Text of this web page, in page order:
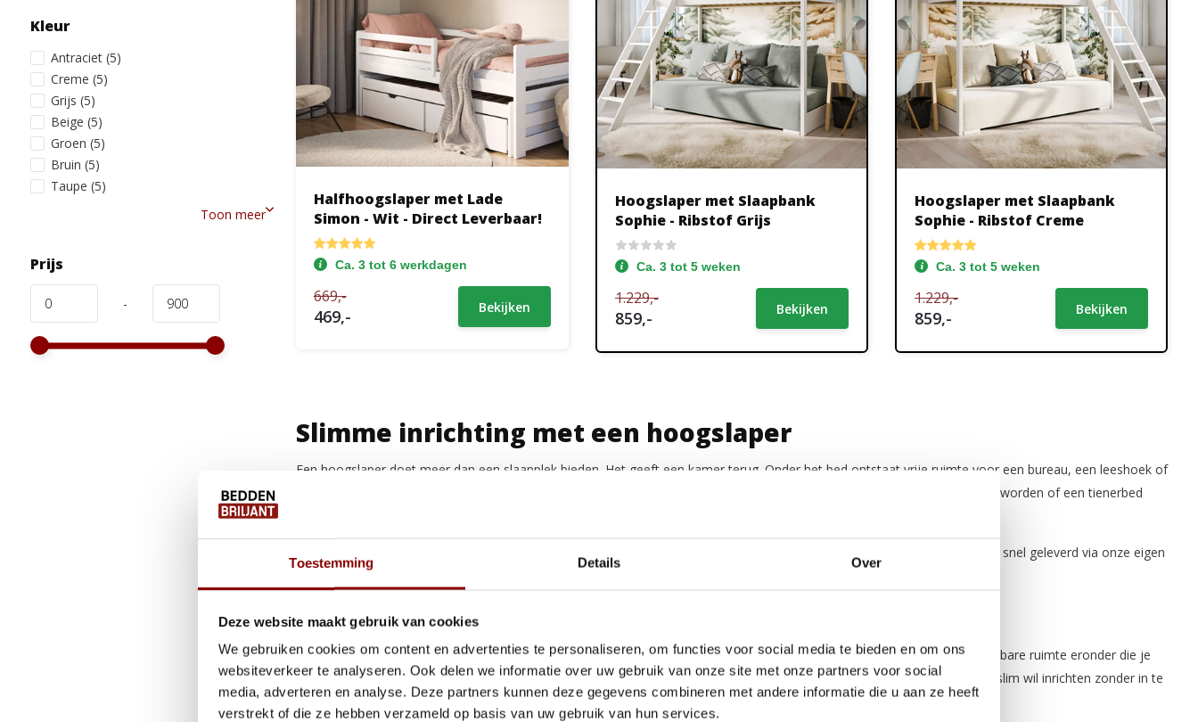
Toestemming Details Over
Deze website maakt gebruik van cookies
We gebruiken cookies om content en advertenties te personaliseren, om functies voor social media te bieden en om ons
websiteverkeer te analyseren. Ook delen we informatie over uw gebruik van onze site met onze partners voor social
media, adverteren en analyse. Deze partners kunnen deze gegevens combineren met andere informatie die u aan ze heeft
verstrekt of die ze hebben verzameld op basis van uw gebruik van hun services.
Kleur
Antraciet (5)
Creme (5)
Grijs (5)
Beige (5)
Groen (5)
Bruin (5)
Taupe (5)
Toon meer
Prijs
-
Halfhoogslaper met Lade
Simon - Wit - Direct Leverbaar!
Ca. 3 tot 6 werkdagen
669,-
469,- Bekijken
Hoogslaper met Slaapbank
Sophie - Ribstof Grijs
Ca. 3 tot 5 weken
1.229,-
859,- Bekijken
Hoogslaper met Slaapbank
Sophie - Ribstof Creme
Ca. 3 tot 5 weken
1.229,-
859,- Bekijken
Slimme inrichting met een hoogslaper
Een hoogslaper doet meer dan een slaapplek bieden. Het geeft een kamer terug. Onder het bed ontstaat vrije ruimte voor een bureau, een leeshoek of
simpelweg opbergruimte die je nergens anders kwijt kunt. Of het nu gaat om een kinderkamer die slimmer ingericht moet worden of een tienerbed
vind je een zorgvuldig samengesteld assortiment hoogslapers: stevig van constructie, eerlijk geprijsd en snel geleverd via onze eigen
bezorgdienst. Zo weet je zeker dat je kiest voor optimaal slaapcomfort én een stijlvolle slaapkamer.
Waarom kiezen voor een hoogslaper?
Een hoogslaper is de slimste keuze wanneer elke vierkante meter telt. Door het bed op hoogte te plaatsen, creëer je bruikbare ruimte eronder die je
volledig naar eigen inzicht inricht. Dat maakt een hoogslaper niet alleen praktisch, maar ook een bewuste keuze voor wie slim wil inrichten zonder in te
leveren op comfort.